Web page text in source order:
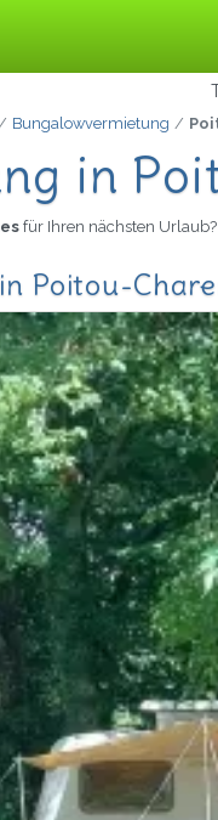
Bungalowvermietung
in
für Ihren nächsten
Poitou-